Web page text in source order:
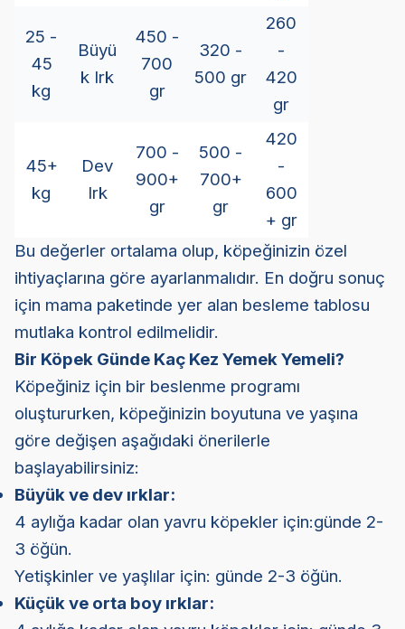
25 -
45
kg
Büyü
k Irk
450 -
700
gr
320 -
500 gr
260
-
420
gr
45+
kg
Dev
Irk
700 -
900+
gr
500 -
700+
gr
420
-
600
+ gr
Bu değerler ortalama olup, köpeğinizin özel
ihtiyaçlarına göre ayarlanmalıdır. En doğru sonuç
için mama paketinde yer alan besleme tablosu
mutlaka kontrol edilmelidir.
Bir Köpek Günde Kaç Kez Yemek Yemeli?
Köpeğiniz için bir beslenme programı
oluştururken, köpeğinizin boyutuna ve yaşına
göre değişen aşağıdaki önerilerle
başlayabilirsiniz:
Büyük ve dev ırklar:
4 aylığa kadar olan yavru köpekler için:günde 2-
3 öğün.
Yetişkinler ve yaşlılar için: günde 2-3 öğün.
Küçük ve orta boy ırklar: